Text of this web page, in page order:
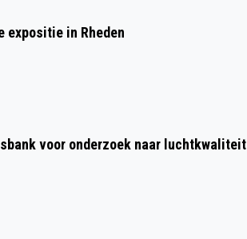
VAN VRIJWILLIGERSWERK
expositie in Rheden
voor onderzoek naar luchtkwaliteit